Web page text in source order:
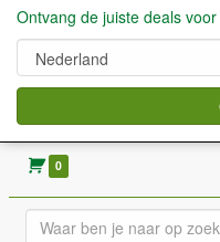
verkoop fruitbomen,
0
Ontvang de juiste deals